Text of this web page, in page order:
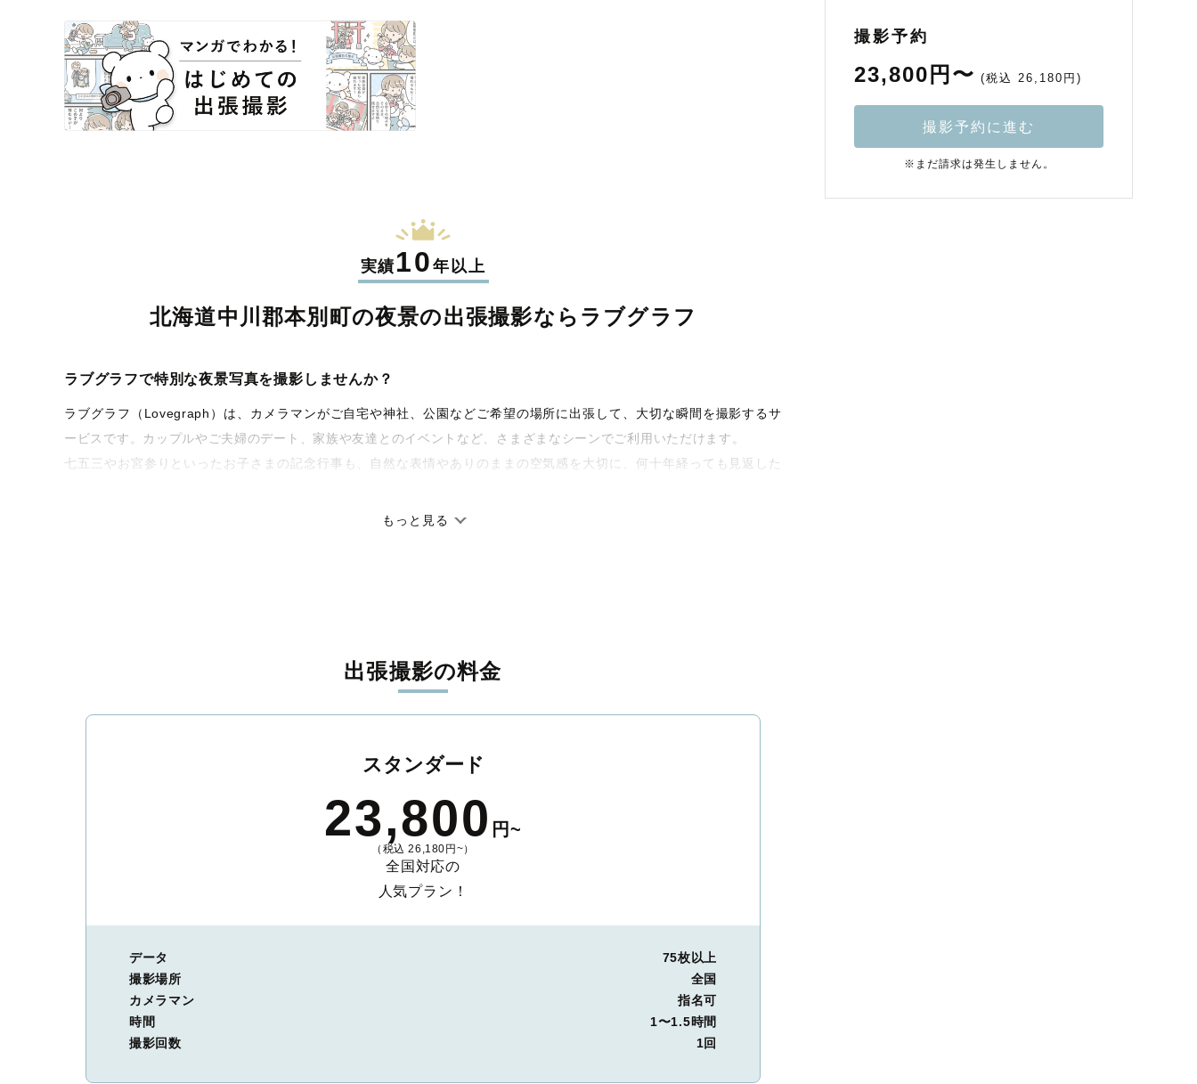
実績10年以上
北海道中川郡本別町の夜景の出張撮影なら ラブグラフ
ラブグラフで特別な夜景写真を撮影しませんか？
ラブグラフ（Lovegraph）は、カメラマンがご自宅や神社、公園などご希望の場所に出張して、大切な瞬間を撮影するサ
ービスです。カップルやご夫婦のデート、家族や友達とのイベントなど、さまざまなシーンでご利用いただけます。
七五三やお宮参りといったお子さまの記念行事も、自然な表情やありのままの空気感を大切に、何十年経っても見返した
撮影後は、独自の編集技術で写真の明るさや色合いを丁寧に調整。自然な雰囲気を残しつつも、おしゃれで洗練された仕
覧ください。
もっと見る
出張撮影の料金
スタンダード
23,800 円~
（税込 26,180円~）
全国対応の
人気プラン！
データ
75枚以上
撮影場所
全国
カメラマン
指名可
時間
1〜1.5時間
撮影回数
1回
撮影予約
23,800円〜 (税込 26,180円)
撮影予約に進む
※まだ請求は発生しません。